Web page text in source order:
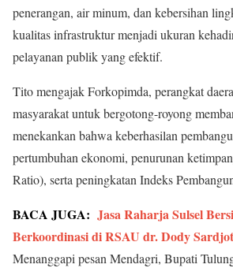
penerangan, air minum, dan kebersihan
kualitas infrastruktur menjadi ukuran
pelayanan publik yang efektif.
Tito mengajak Forkopimda, perangkat
masyarakat untuk bergotong-royong
menekankan bahwa keberhasilan
pertumbuhan ekonomi, penurunan
Ratio), serta peningkatan Indeks
BACA JUGA: Jasa Raharja Sulsel
Berkoordinasi di RSAU dr. Dody
Menanggapi pesan Mendagri, Bupati